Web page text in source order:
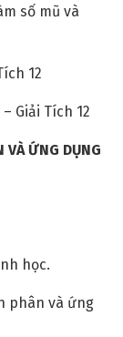
số mũ và
12
Giải Tích 12
VÀ ỨNG DỤNG
học.
phân và ứng